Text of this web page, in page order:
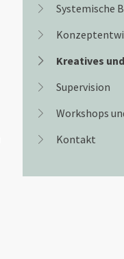
Systemische
Kreatives
Supervision
Workshops
Kontakt